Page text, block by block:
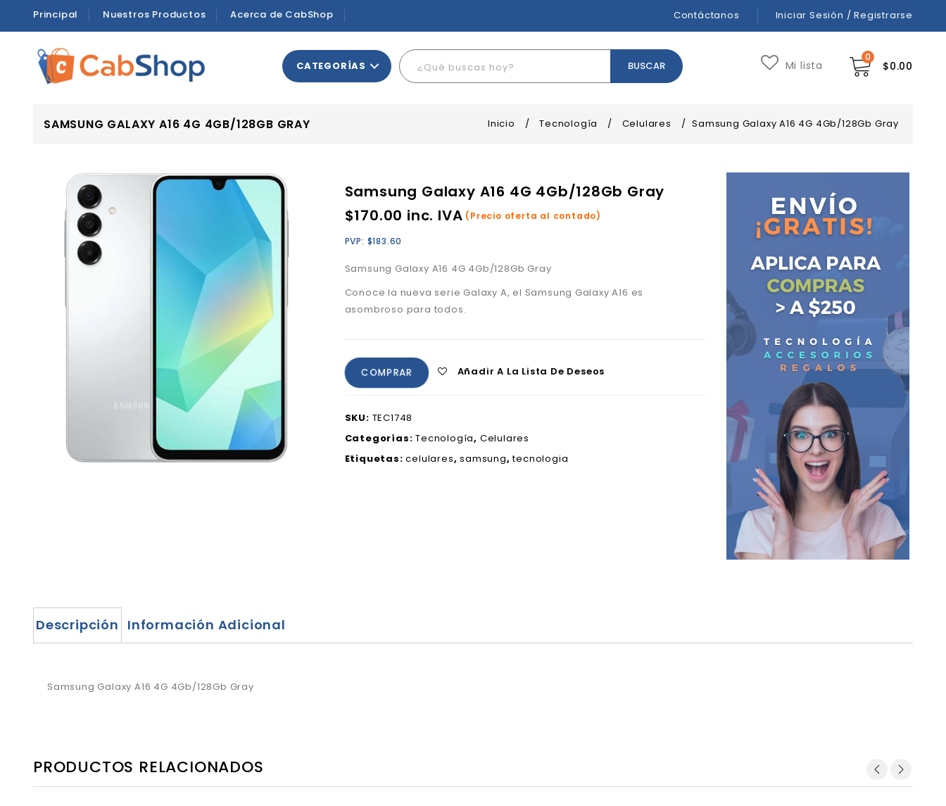
Principal Nuestros Productos Acerca de CabShop Contáctanos Iniciar Sesión / Registrarse
0
$0.00
Mi lista
CATEGORÍAS
SAMSUNG GALAXY A16 4G 4GB/128GB GRAY Inicio / Tecnología / Celulares / Samsung Galaxy A16 4G 4Gb/128Gb Gray
Samsung Galaxy A16 4G 4Gb/128Gb Gray
$170.00 inc. IVA (Precio oferta al contado)
PVP: $183.60
Samsung Galaxy A16 4G 4Gb/128Gb Gray
Conoce la nueva serie Galaxy A, el Samsung Galaxy A16 es
asombroso para todos.
COMPRAR Añadir A La Lista De Deseos
SKU: TEC1748
Categorías:Tecnología, Celulares
Etiquetas:celulares,samsung,tecnologia
Descripción Información Adicional
Samsung Galaxy A16 4G 4Gb/128Gb Gray
PRODUCTOS RELACIONADOS